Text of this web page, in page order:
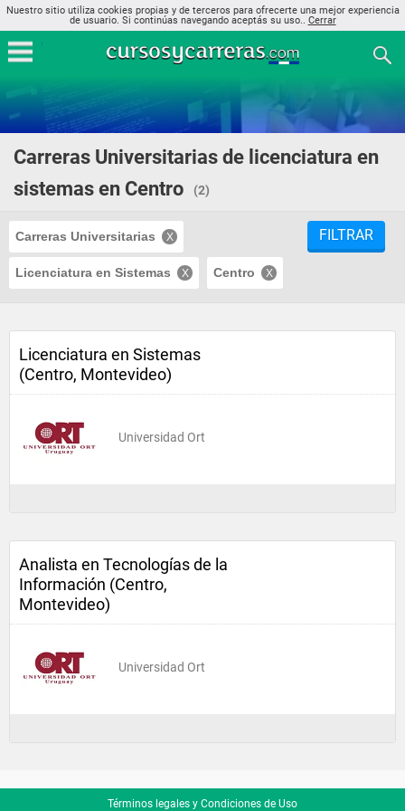
Nuestro sitio utiliza cookies propias y de terceros para ofrecerte una mejor experiencia
de usuario. Si continúas navegando aceptás su uso.. Cerrar
Carreras Universitarias de licenciatura en
sistemas en Centro
(2)
Carreras Universitarias
Licenciatura en Sistemas Centro
FILTRAR
Licenciatura en Sistemas
(Centro, Montevideo)
Universidad Ort
Analista en Tecnologías de la
Información (Centro,
Montevideo)
Universidad Ort
Términos legales y Condiciones de Uso